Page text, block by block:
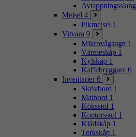
Avtappningsslang
Mejsel 4
Pikmejsel 1
Vitvara 9
Mikrovågsugn 1
Värmeskåp 1
Kylskåp 1
Kaffebryggare 6
Inventarier 6
Skrivbord 1
Matbord 1
Köksstol 1
Kontorsstol 1
Klädskåp 1
Torkskåp 1